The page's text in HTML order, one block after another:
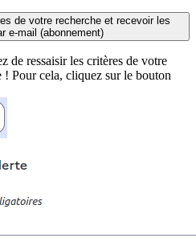
de votre recherche et recevoir les
e-mail (abonnement)
de ressaisir les critères de votre
! Pour cela, cliquez sur le bouton